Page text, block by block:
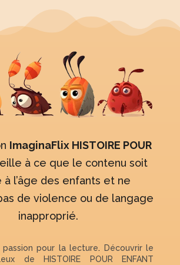
ImaginaFlix HISTOIRE POUR
à ce que le contenu soit
à l’âge des enfants et ne
de violence ou de langage
inapproprié.
passion pour la lecture.
Découvrir le
de HISTOIRE POUR ENFANT